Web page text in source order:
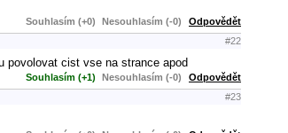
Souhlasím (+0) Nesouhlasím (-0) Odpovědět
#22
povolovat cist vse na strance apod
Souhlasím (+1) Nesouhlasím (-0) Odpovědět
#23